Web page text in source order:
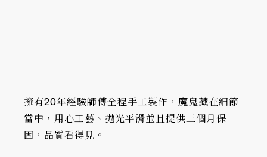
擁有20年經驗師傅全程手工製作，魔鬼藏在細節
當中，用心工藝、拋光平滑並且提供三個月保
固，品質看得見。